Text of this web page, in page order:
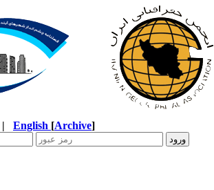
| English [Archive]